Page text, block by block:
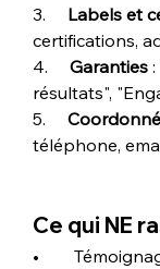
3. Labels et
certifications,
4. Garanties :
résultats",
5.
téléphone,
Ce qui NE
•